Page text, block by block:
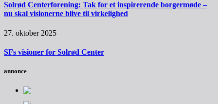
Solrød Centerforening: Tak for et inspirerende borgermøde –
nu skal visionerne blive til virkelighed
27. oktober 2025
SFs visioner for Solrød Center
annonce